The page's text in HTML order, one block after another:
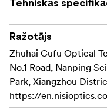
laiku.
Hidrofobisks un
tīrīšanai.
Modernākais
atspīdumus un
Optiskās
Tehniskās
Ražotājs
Zhuhai Cufu Optical
No.1 Road, Nanping
Park, Xiangzhou
https://